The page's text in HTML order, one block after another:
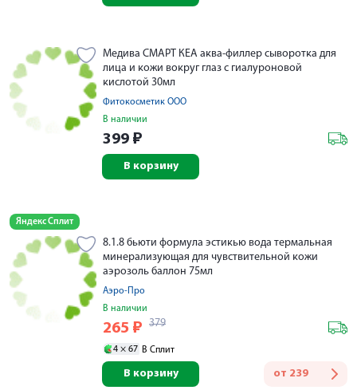
Медива СМАРТ КЕА аква-филлер сыворотка для
лица и кожи вокруг глаз с гиалуроновой
кислотой 30мл
Фитокосметик ООО
В наличии
399 ₽
В корзину
Яндекс Сплит
8.1.8 бьюти формула эстикью вода термальная
минерализующая для чувствительной кожи
аэрозоль баллон 75мл
Аэро-Про
В наличии
265 ₽ 379
4 × 67 В Сплит
от 239
В корзину